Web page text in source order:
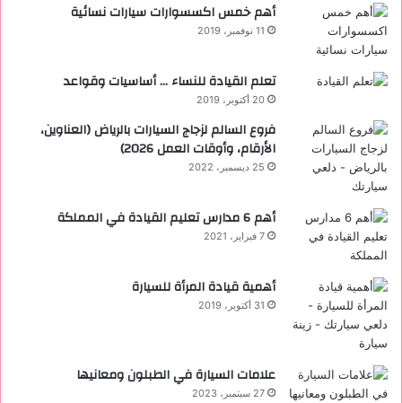
أهم خمس اكسسوارات سيارات نسائية
11 نوفمبر، 2019
تعلم القيادة للنساء … أساسيات وقواعد
20 أكتوبر، 2019
فروع السالم لزجاج السيارات بالرياض (العناوين،
الأرقام، وأوقات العمل 2026)
25 ديسمبر، 2022
أهم 6 مدارس تعليم القيادة في المملكة
7 فبراير، 2021
أهمية قيادة المرأة للسيارة
31 أكتوبر، 2019
علامات السيارة في الطبلون ومعانيها
27 سبتمبر، 2023